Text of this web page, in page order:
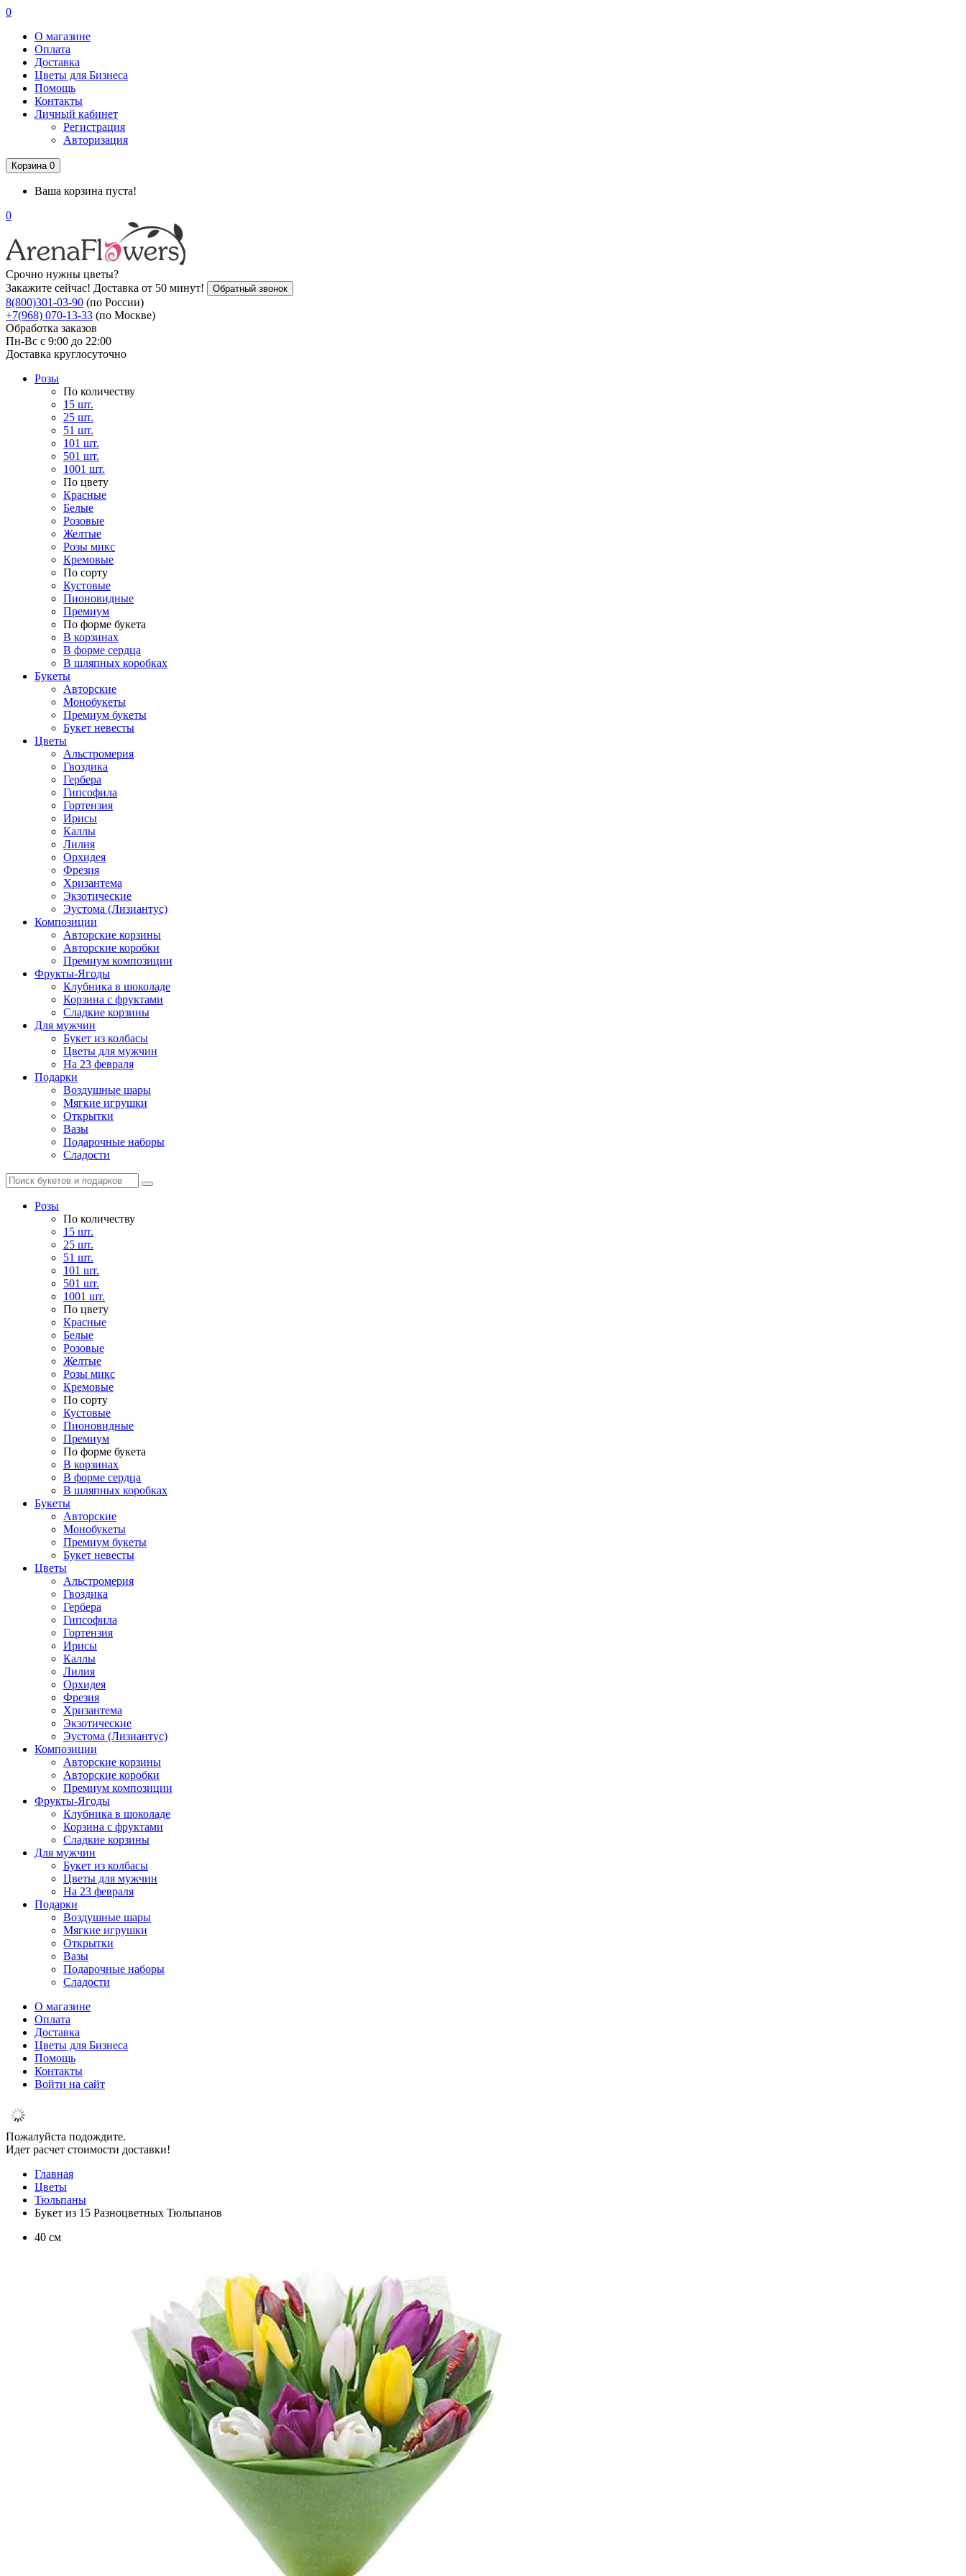
0
О магазине
Оплата
Доставка
Цветы для Бизнеса
Помощь
Контакты
Личный кабинет
Регистрация
Авторизация
Корзина 0
Ваша корзина пуста!
0
Срочно нужны цветы?
Закажите сейчас! Доставка от 50 минут!
Обратный звонок
8(800)301-03-90 (по России)
+7(968) 070-13-33 (по Москве)
Обработка заказов
Пн-Вс с 9:00 до 22:00
Доставка круглосуточно
Розы
По количеству
15 шт.
25 шт.
51 шт.
101 шт.
501 шт.
1001 шт.
По цвету
Красные
Белые
Розовые
Желтые
Розы микс
Кремовые
По сорту
Кустовые
Пионовидные
Премиум
По форме букета
В корзинах
В форме сердца
В шляпных коробках
Букеты
Авторские
Монобукеты
Премиум букеты
Букет невесты
Цветы
Альстромерия
Гвоздика
Гербера
Гипсофила
Гортензия
Ирисы
Каллы
Лилия
Орхидея
Фрезия
Хризантема
Экзотические
Эустома (Лизиантус)
Композиции
Авторские корзины
Авторские коробки
Премиум композиции
Фрукты-Ягоды
Клубника в шоколаде
Корзина с фруктами
Сладкие корзины
Для мужчин
Букет из колбасы
Цветы для мужчин
На 23 февраля
Подарки
Воздушные шары
Мягкие игрушки
Открытки
Вазы
Подарочные наборы
Сладости
Розы
По количеству
15 шт.
25 шт.
51 шт.
101 шт.
501 шт.
1001 шт.
По цвету
Красные
Белые
Розовые
Желтые
Розы микс
Кремовые
По сорту
Кустовые
Пионовидные
Премиум
По форме букета
В корзинах
В форме сердца
В шляпных коробках
Букеты
Авторские
Монобукеты
Премиум букеты
Букет невесты
Цветы
Альстромерия
Гвоздика
Гербера
Гипсофила
Гортензия
Ирисы
Каллы
Лилия
Орхидея
Фрезия
Хризантема
Экзотические
Эустома (Лизиантус)
Композиции
Авторские корзины
Авторские коробки
Премиум композиции
Фрукты-Ягоды
Клубника в шоколаде
Корзина с фруктами
Сладкие корзины
Для мужчин
Букет из колбасы
Цветы для мужчин
На 23 февраля
Подарки
Воздушные шары
Мягкие игрушки
Открытки
Вазы
Подарочные наборы
Сладости
О магазине
Оплата
Доставка
Цветы для Бизнеса
Помощь
Контакты
Войти на сайт
Пожалуйста подождите.
Идет расчет стоимости доставки!
Главная
Цветы
Тюльпаны
Букет из 15 Разноцветных Тюльпанов
40 см